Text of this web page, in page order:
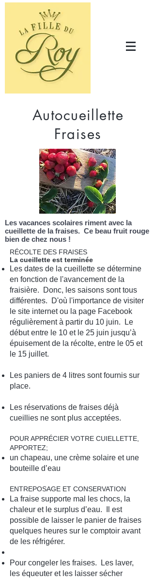
Autocueillette
Fraises
Les vacances scolaires riment avec la
cueillette de la fraises. Ce beau fruit rouge
bien de chez nous !
RÉCOLTE DES FRAISES
La cueillette est terminée
Les dates de la cueillette se détermine
en fonction de l'avancement de la
fraisière. Donc, les saisons sont tous
différentes. D'où l'importance de visiter
le site internet ou la page Facebook
régulièrement à partir du 10 juin. Le
début entre le 10 et le 25 juin jusqu’à
épuisement de la récolte, entre le 05 et
le 15 juillet.
Les paniers de 4 litres sont fournis sur
place.
Les réservations de fraises déjà
cueillies ne sont plus acceptées.
POUR APPRÉCIER VOTRE CUIELLETTE,
APPORTEZ;
un chapeau, une crème solaire et une
bouteille d’eau
ENTREPOSAGE ET CONSERVATION
La fraise supporte mal les chocs, la
chaleur et le surplus d’eau. Il est
possible de laisser le panier de fraises
quelques heures sur le comptoir avant
de les réfrigérer.
Pour congeler les fraises. Les laver,
les équeuter et les laisser sécher